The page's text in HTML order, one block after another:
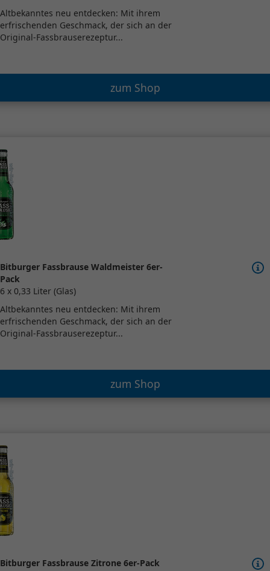
Altbekanntes neu entdecken: Mit ihrem
erfrischenden Geschmack, der sich an der
Original-Fassbrauserezeptur...
zum Shop
Bitburger Fassbrause Waldmeister 6er-
Pack
6 x 0,33 Liter (Glas)
Altbekanntes neu entdecken: Mit ihrem
erfrischenden Geschmack, der sich an der
Original-Fassbrauserezeptur...
zum Shop
Bitburger Fassbrause Zitrone 6er-Pack